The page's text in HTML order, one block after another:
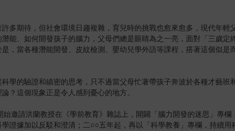
多期待，但社會環境日趨複雜，育兒時的挑戰也愈來愈多，現代年輕
能、如何開發孩子的腦力，父母們總是眼睛為之一亮，面對「三歲
，當各種潛能開發、皮紋檢測、嬰幼兒學外語等課程，搭著這個似
學的驗證和縝密的思考，只不過當父母忙著帶孩子奔波於各種才藝
？這個現象正是令人感到憂心的地方。
邀請洪蘭教授在《學前教育》雜誌上，開闢「腦力開發的迷思」專
證據加以反駁和澄清；二○○五年起，再以「科學教養」專欄，持續